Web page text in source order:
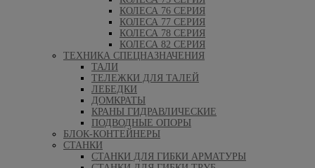
КОЛЕСА 76 СЕРИЯ
КОЛЕСА 77 СЕРИЯ
КОЛЕСА 78 СЕРИЯ
КОЛЕСА 82 СЕРИЯ
ТЕХНИКА СПЕЦНАЗНАЧЕНИЯ
ТАЛИ
ТЕЛЕЖКИ ДЛЯ ТАЛЕЙ
ЛЕБЕДКИ
ДОМКРАТЫ
КРАНЫ ГИДРАВЛИЧЕСКИЕ
ПОДВОДНЫЕ ОПОРЫ
БЛОК-КОНТЕЙНЕРЫ
СТАНКИ
СТАНКИ ДЛЯ ГИБКИ АРМАТУРЫ